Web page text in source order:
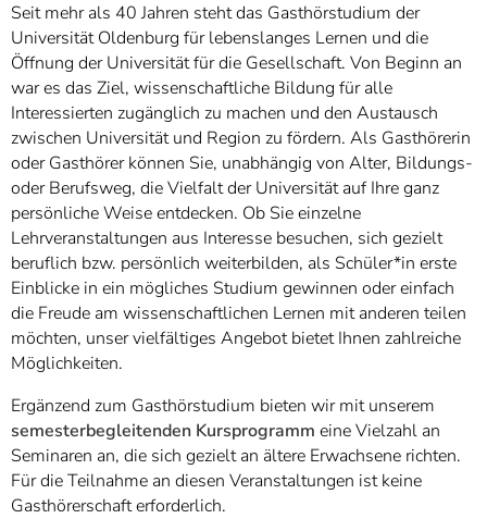
Seit mehr als 40 Jahren steht das Gasthörstudium der
Universität Oldenburg für lebenslanges Lernen und die
Öffnung der Universität für die Gesellschaft. Von Beginn an
war es das Ziel, wissenschaftliche Bildung für alle
Interessierten zugänglich zu machen und den Austausch
zwischen Universität und Region zu fördern. Als Gasthörerin
oder Gasthörer können Sie, unabhängig von Alter, Bildungs-
oder Berufsweg, die Vielfalt der Universität auf Ihre ganz
persönliche Weise entdecken. Ob Sie einzelne
Lehrveranstaltungen aus Interesse besuchen, sich gezielt
beruflich bzw. persönlich weiterbilden, als Schüler*in erste
Einblicke in ein mögliches Studium gewinnen oder einfach
die Freude am wissenschaftlichen Lernen mit anderen teilen
möchten, unser vielfältiges Angebot bietet Ihnen zahlreiche
Möglichkeiten.
Ergänzend zum Gasthörstudium bieten wir mit unserem
semesterbegleitenden Kursprogramm eine Vielzahl an
Seminaren an, die sich gezielt an ältere Erwachsene richten.
Für die Teilnahme an diesen Veranstaltungen ist keine
Gasthörerschaft erforderlich.